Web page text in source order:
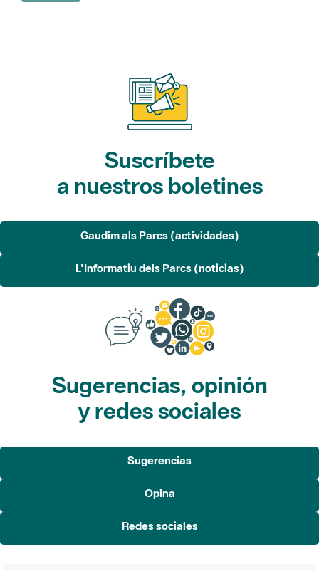
Suscríbete
a nuestros boletines
Gaudim als Parcs (actividades)
L'Informatiu dels Parcs (noticias)
Sugerencias, opinión
y redes sociales
Sugerencias
Opina
Redes sociales